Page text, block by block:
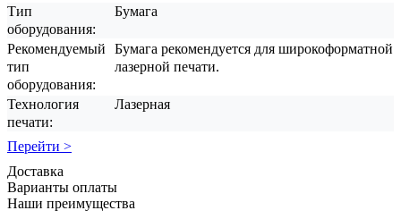
Тип
оборудования:
Бумага
Рекомендуемый
тип
оборудования:
Бумага рекомендуется для широкоформатной
лазерной печати.
Технология
печати:
Лазерная
Перейти >
Доставка
Варианты оплаты
Наши преимущества